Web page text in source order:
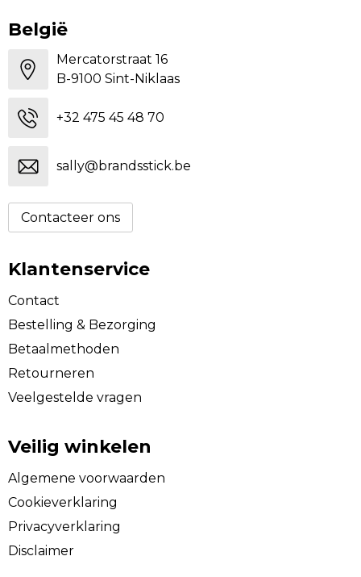
België
Mercatorstraat 16
B-9100 Sint-Niklaas
+32 475 45 48 70
sally@brandsstick.be
Contacteer ons
Klantenservice
Contact
Bestelling & Bezorging
Betaalmethoden
Retourneren
Veelgestelde vragen
Veilig winkelen
Algemene voorwaarden
Cookieverklaring
Privacyverklaring
Disclaimer